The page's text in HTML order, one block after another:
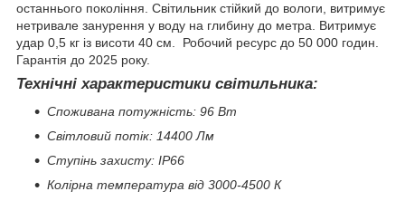
останнього покоління. Світильник стійкий до вологи, витримує
нетривале занурення у воду на глибину до метра. Витримує
удар 0,5 кг із висоти 40 см. Робочий ресурс до 50 000 годин.
Гарантія до 2025 року.
Технічні характеристики світильника:
Споживана потужність: 96 Вт
Світловий потік: 14400 Лм
Ступінь захисту: IP66
Колірна температура від 3000-4500 К